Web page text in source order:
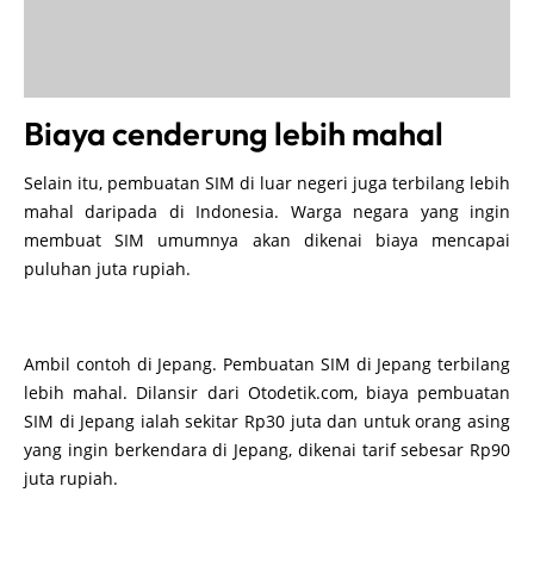
Biaya cenderung lebih mahal
Selain itu, pembuatan SIM di luar negeri juga terbilang lebih
mahal daripada di Indonesia. Warga negara yang ingin
membuat SIM umumnya akan dikenai biaya mencapai
puluhan juta rupiah.
Ambil contoh di Jepang. Pembuatan SIM di Jepang terbilang
lebih mahal. Dilansir dari Otodetik.com, biaya pembuatan
SIM di Jepang ialah sekitar Rp30 juta dan untuk orang asing
yang ingin berkendara di Jepang, dikenai tarif sebesar Rp90
juta rupiah.